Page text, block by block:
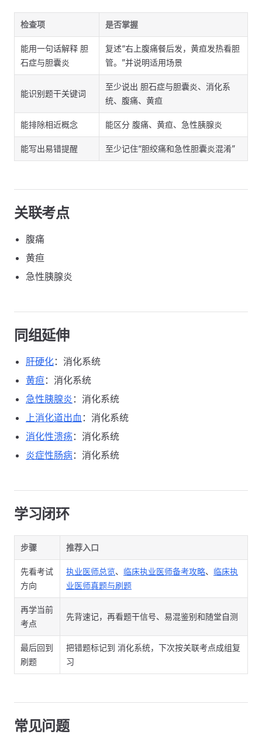
检查项 是否掌握
能用一句话解释 胆
石症与胆囊炎
复述“右上腹痛餐后发，黄疸发热看胆
管。”并说明适用场景
能识别题干关键词
至少说出 胆石症与胆囊炎、消化系
统、腹痛、黄疸
能排除相近概念 能区分 腹痛、黄疸、急性胰腺炎
能写出易错提醒 至少记住“胆绞痛和急性胆囊炎混淆”
关联考点
腹痛
黄疸
急性胰腺炎
同组延伸
肝硬化：消化系统
黄疸：消化系统
急性胰腺炎 ：消化系统
上消化道出血 ：消化系统
消化性溃疡：消化系统
炎症性肠病：消化系统
学习闭环
步骤 推荐入口
先看考试
方向
执业医师总览、 临床执业医师备考攻略、 临床执
业医师真题与刷题
再学当前
考点
先背速记，再看题干信号、易混鉴别和随堂自测
最后回到
刷题
把错题标记到 消化系统，下次按关联考点成组复
习
常见问题